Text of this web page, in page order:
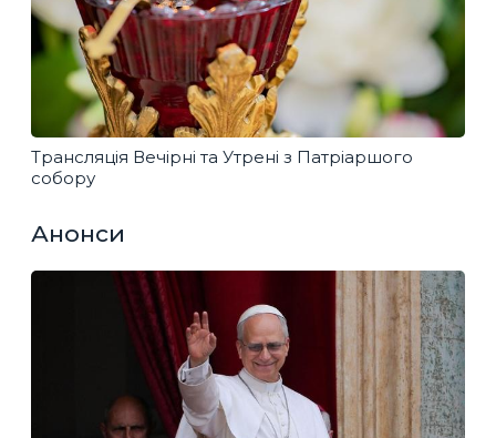
Трансляція Вечірні та Утрені з Патріаршого
собору
Анонси